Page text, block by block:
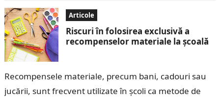
electrice, care…
Articole
Riscuri în folosirea exclusivă a
recompenselor materiale la școală
Recompensele materiale, precum bani, cadouri sau
jucării, sunt frecvent utilizate în școli ca metode de